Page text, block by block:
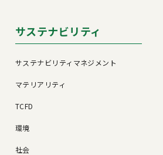
サステナビリティ
サステナビリティマネジメント
マテリアリティ
TCFD
環境
社会